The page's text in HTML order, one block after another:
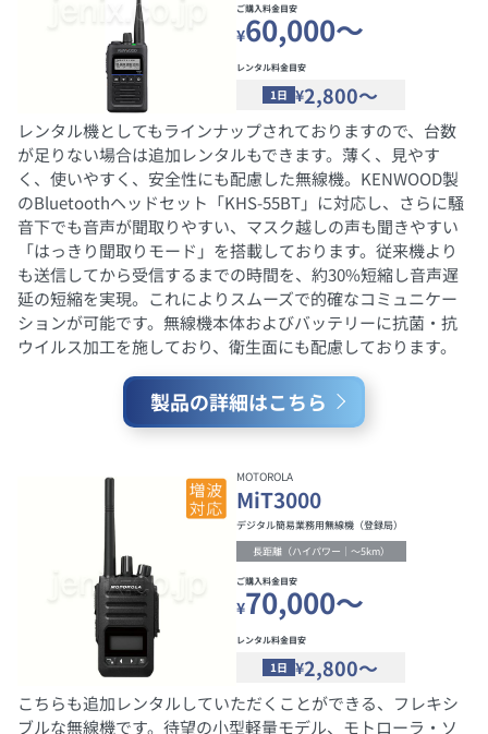
ご購入料金目安
¥60,000～
レンタル料金目安
1日 ¥2,800～
レンタル機としてもラインナップされておりますので、台数
が足りない場合は追加レンタルもできます。薄く、見やす
く、使いやすく、安全性にも配慮した無線機。KENWOOD製
のBluetoothヘッドセット「KHS-55BT」に対応し、さらに騒
音下でも音声が聞取りやすい、マスク越しの声も聞きやすい
「はっきり聞取りモード」を搭載しております。従来機より
も送信してから受信するまでの時間を、約30%短縮し音声遅
延の短縮を実現。これによりスムーズで的確なコミュニケー
ションが可能です。無線機本体およびバッテリーに抗菌・抗
ウイルス加工を施しており、衛生面にも配慮しております。
製品の詳細はこちら
MOTOROLA
MiT3000
デジタル簡易業務用無線機（登録局）
長距離（ハイパワー｜～5km）
ご購入料金目安
¥70,000～
レンタル料金目安
1日 ¥2,800～
こちらも追加レンタルしていただくことができる、フレキシ
ブルな無線機です。待望の小型軽量モデル、モトローラ・ソ